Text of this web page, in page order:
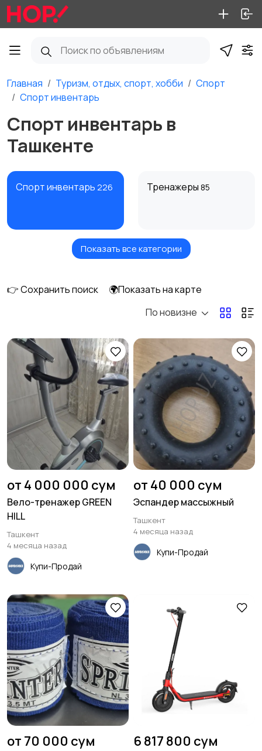
Главная Туризм, отдых, спорт, хобби
Спорт
Спорт инвентарь
Спорт инвентарь в
Ташкенте
Спорт инвентарь 226 Тренажеры 85
1 Спортивное питание
Показать все категории
👉 Сохранить поиск
🌍Показать на карте
По новизне
от 4 000 000 сум
Вело-тренажер GREEN
HILL
Ташкент
4 месяца назад
Купи-Продай
от 40 000 сум
Эспандер массыжный
Ташкент
4 месяца назад
Купи-Продай
от 70 000 сум 6 817 800 сум